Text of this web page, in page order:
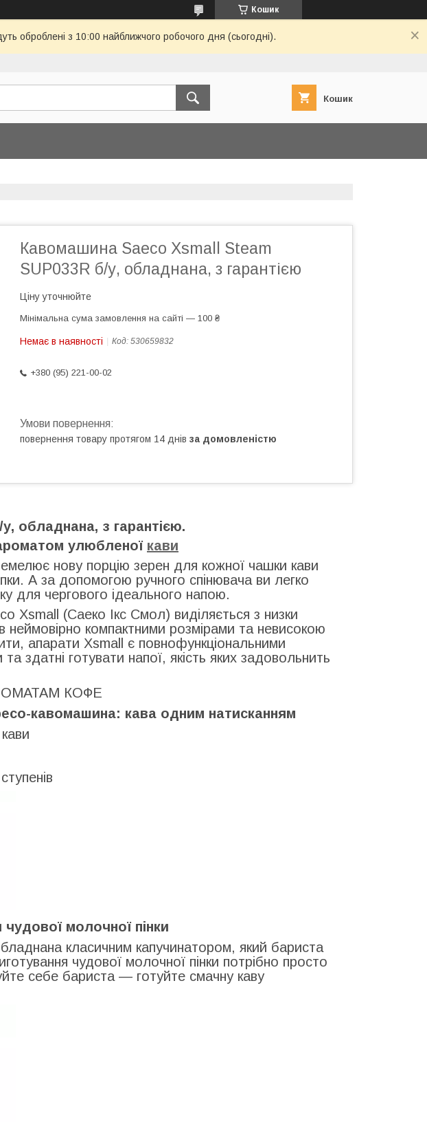
Кошик
оброблені з 10:00 найближчого робочого дня (сьогодні).
Кошик
Кавомашина Saeco Xsmall Steam
SUP033R б/у, обладнана, з гарантією
Ціну уточнюйте
Мінімальна сума замовлення на сайті — 100 ₴
Немає в наявності Код: 530659832
+380 (95) 221-00-02
повернення товару протягом 14 днів за домовленістю
обладнана, з гарантією.
улюбленої кави
нову порцію зерен для кожної чашки кави
А за допомогою ручного спінювача ви легко
для чергового ідеального напою.
Xsmall (Саеко Ікс Смол) виділяється з низки
неймовірно компактними розмірами та невисокою
апарати Xsmall є повнофункціональними
здатні готувати напої, якість яких задовольнить
КОФЕ
кавомашина: кава одним натисканням
молочної пінки
класичним капучинатором, який бариста
чудової молочної пінки потрібно просто
себе бариста — готуйте смачну каву